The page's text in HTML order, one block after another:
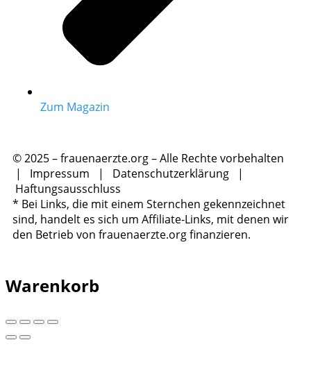
Zum Magazin
© 2025 – frauenaerzte.org – Alle Rechte vorbehalten
| Impressum | Datenschutzerklärung |
Haftungsausschluss
* Bei Links, die mit einem Sternchen gekennzeichnet
sind, handelt es sich um Affiliate-Links, mit denen wir
den Betrieb von frauenaerzte.org finanzieren.
Warenkorb